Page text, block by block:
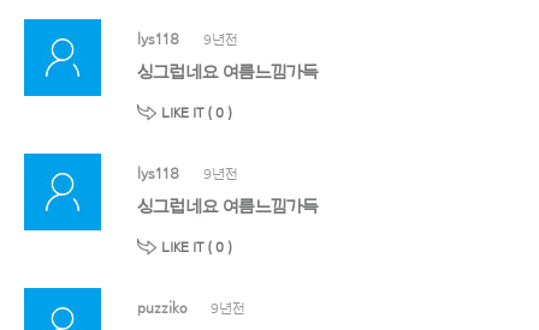
lys118 9년전
싱그럽네요 여름느낌가득
LIKE IT ( 0 )
lys118 9년전
싱그럽네요 여름느낌가득
LIKE IT ( 0 )
puzziko 9년전